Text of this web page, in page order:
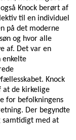
Knock berørt af
til en individuel
på det moderne
og hvor alle
af. Det var en
enkelte
Knock
at de kirkelige
for befolkningens
Der begyndte
samtidigt med at